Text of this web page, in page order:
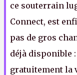
ce souterrain
Connect, est
pas de gros
déjà disponible
gratuitement la